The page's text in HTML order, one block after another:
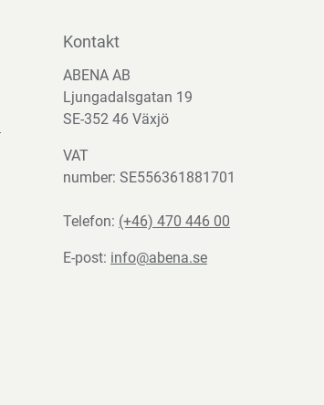
Kontakt
ABENA AB
Ljungadalsgatan 19
SE-352 46 Växjö
VAT
number: SE556361881701
Telefon: (+46) 470 446 00
E-post: info@abena.se